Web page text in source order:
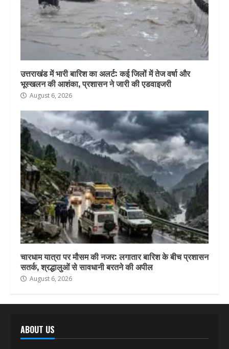
उत्तराखंड में भारी बारिश का अलर्ट: कई जिलों में तेज वर्षा और
भूस्खलन की आशंका, प्रशासन ने जारी की एडवाइजरी
August 6, 2026
चारधाम यात्रा पर मौसम की नजर: लगातार बारिश के बीच प्रशासन
सतर्क, श्रद्धालुओं से सावधानी बरतने की अपील
August 6, 2026
ABOUT US